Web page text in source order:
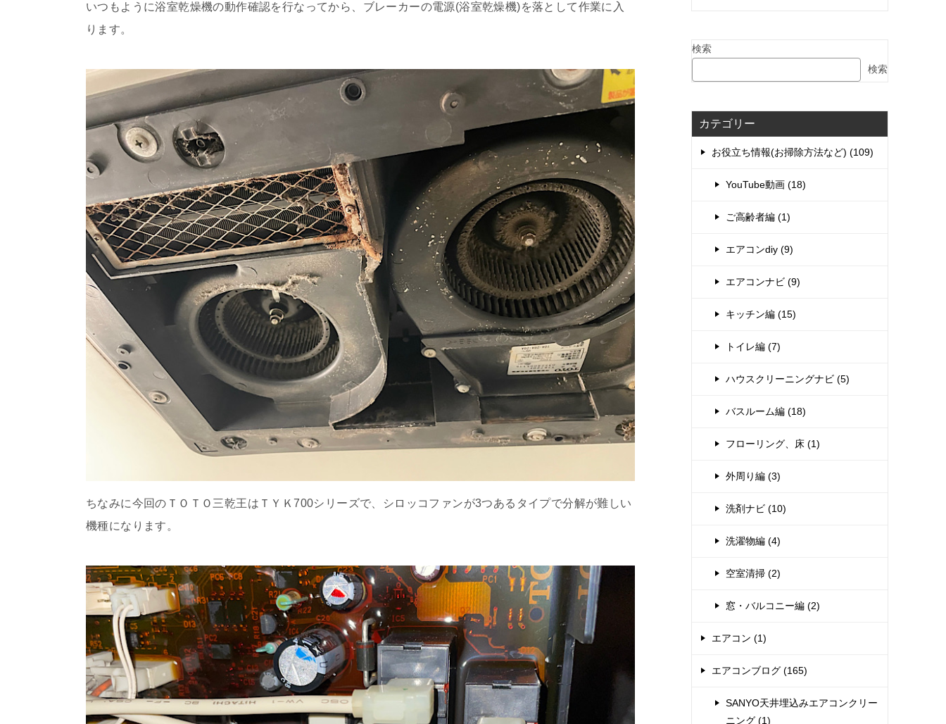
いつもように浴室乾燥機の動作確認を行なってから、ブレーカーの電源(浴室乾燥機)を落として作業に入
ります。
ちなみに今回のＴＯＴＯ三乾王はＴＹＫ700シリーズで、シロッコファンが3つあるタイプで分解が難しい
機種になります。
検索
検索
カテゴリー
お役立ち情報(お掃除方法など) (109)
YouTube動画 (18)
ご高齢者編 (1)
エアコンdiy (9)
エアコンナビ (9)
キッチン編 (15)
トイレ編 (7)
ハウスクリーニングナビ (5)
バスルーム編 (18)
フローリング、床 (1)
外周り編 (3)
洗剤ナビ (10)
洗濯物編 (4)
空室清掃 (2)
窓・バルコニー編 (2)
エアコン (1)
エアコンブログ (165)
SANYO天井埋込みエアコンクリー
ニング (1)